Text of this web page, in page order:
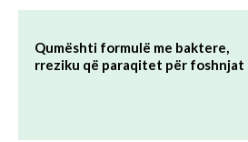
Qumështi formulë me baktere,
rreziku që paraqitet për foshnjat